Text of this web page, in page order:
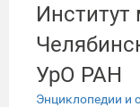
Институт
УрО РАН
Энциклопедии и